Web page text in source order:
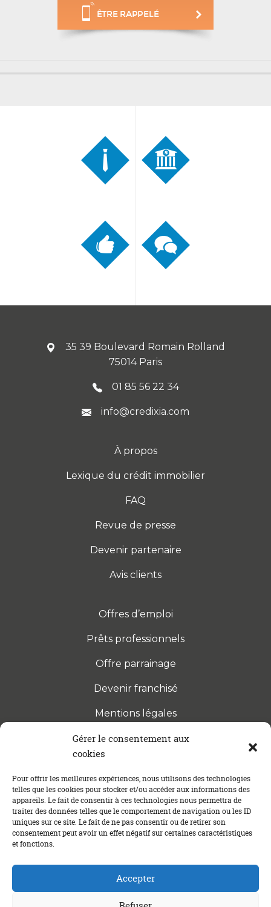
Gérer le consentement aux
cookies
Pour offrir les meilleures expériences, nous utilisons des technologies
telles que les cookies pour stocker et/ou accéder aux informations des
appareils. Le fait de consentir à ces technologies nous permettra de
traiter des données telles que le comportement de navigation ou les ID
uniques sur ce site. Le fait de ne pas consentir ou de retirer son
consentement peut avoir un effet négatif sur certaines caractéristiques
et fonctions.
Accepter
ÊTRE RAPPELÉ
35 39 Boulevard Romain Rolland
75014 Paris
01 85 56 22 34
info@credixia.com
À propos
Lexique du crédit immobilier
FAQ
Revue de presse
Devenir partenaire
Avis clients
Offres d’emploi
Prêts professionnels
Offre parrainage
Devenir franchisé
Mentions légales
S’INSCRIRE À LA NEWSLETTER
Abonnez-vous à notre newsletter pour être tenu au
courant des dernières actualités concernant le
crédit immobilier !